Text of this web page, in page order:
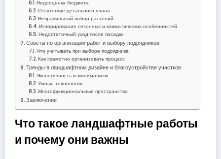
Недооценка бюджета
Отсутствие детального плана
Неправильный выбор растений
Игнорирование сезонных и климатических особенностей
Недостаточный уход после посадки
Советы по организации работ и выбору подрядчиков
Что учитывать при выборе подрядчика
Как грамотно организовать процесс
Тренды в ландшафтном дизайне и благоустройстве участков
Экологичность и минимализм
Умные технологии
Многофункциональные пространства
Заключение
Что такое ландшафтные работы
и почему они важны